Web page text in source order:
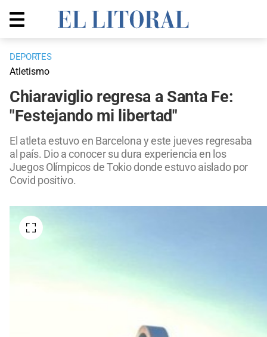
DEPORTES
Atletismo
Chiaraviglio regresa a Santa Fe:
"Festejando mi libertad"
El atleta estuvo en Barcelona y este jueves regresaba
al país. Dio a conocer su dura experiencia en los
Juegos Olímpicos de Tokio donde estuvo aislado por
Covid positivo.